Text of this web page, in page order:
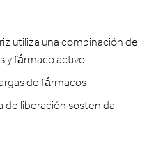
utiliza una combinación de
y fármaco activo
de fármacos
de liberación sostenida